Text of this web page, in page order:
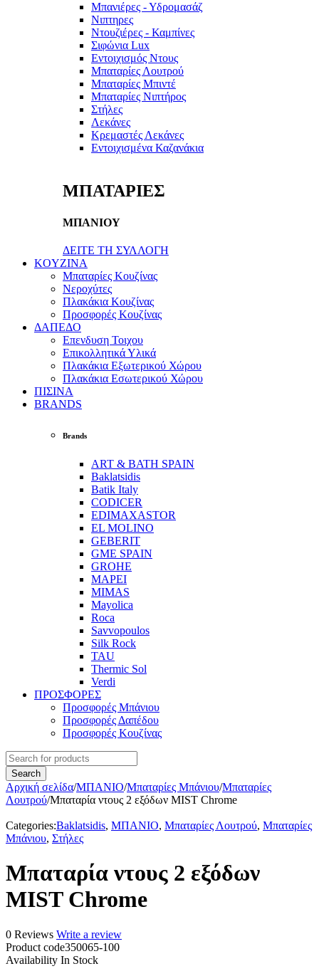
Μπανιέρες - Υδρομασάζ
Νιπτηρες
Ντουζιέρες - Καμπίνες
Σιφώνια Lux
Εντοιχισμός Ντους
Μπαταρίες Λουτρού
Μπαταρίες Μπιντέ
Μπαταρίες Νιπτήρος
Στήλες
Λεκάνες
Κρεμαστές Λεκάνες
Εντοιχισμένα Καζανάκια
ΜΠΑΤΑΡΙΕΣ
ΜΠΑΝΙΟΥ
ΔΕΙΤΕ ΤΗ ΣΥΛΛΟΓΗ
KOYZINA
Μπαταρίες Κουζίνας
Νεροχύτες
Πλακάκια Κουζίνας
Προσφορές Κουζίνας
ΔΑΠΕΔΟ
Επενδυση Τοιχου
Επικολλητικά Υλικά
Πλακάκια Εξωτερικού Χώρου
Πλακάκια Εσωτερικού Χώρου
ΠΙΣΙΝΑ
BRANDS
Brands
ART & BATH SPAIN
Baklatsidis
Batik Italy
CODICER
EDIMAXASTOR
EL MOLINO
GEBERIT
GME SPAIN
GROHE
MAPEI
MIMAS
Mayolica
Roca
Savvopoulos
Silk Rock
TAU
Thermic Sol
Verdi
ΠΡΟΣΦΟΡΕΣ
Προσφορές Μπάνιου
Προσφορές Δαπέδου
Προσφορές Κουζίνας
Αρχική σελίδα/ΜΠΑΝΙΟ/Μπαταρίες Μπάνιου/Μπαταρίες
Λουτρού/Μπαταρία ντους 2 εξόδων MIST Chrome
Categories:Baklatsidis, ΜΠΑΝΙΟ, Μπαταρίες Λουτρού, Μπαταρίες
Μπάνιου, Στήλες
Μπαταρία ντους 2 εξόδων
MIST Chrome
0 Reviews Write a review
Product code350065-100
Availability In Stock